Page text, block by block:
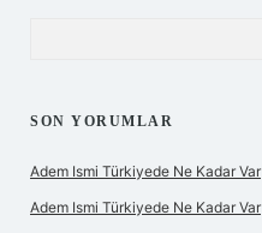
SON YORUMLAR
Adem Ismi Türkiyede Ne Kadar Var
Adem Ismi Türkiyede Ne Kadar Var